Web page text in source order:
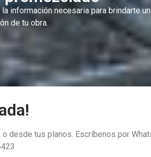
información necesaria para brindarte
de tu obra.
desde tus planos. Escríbenos por